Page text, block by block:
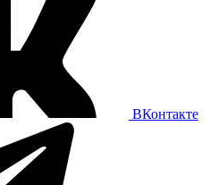
ВКонтакте